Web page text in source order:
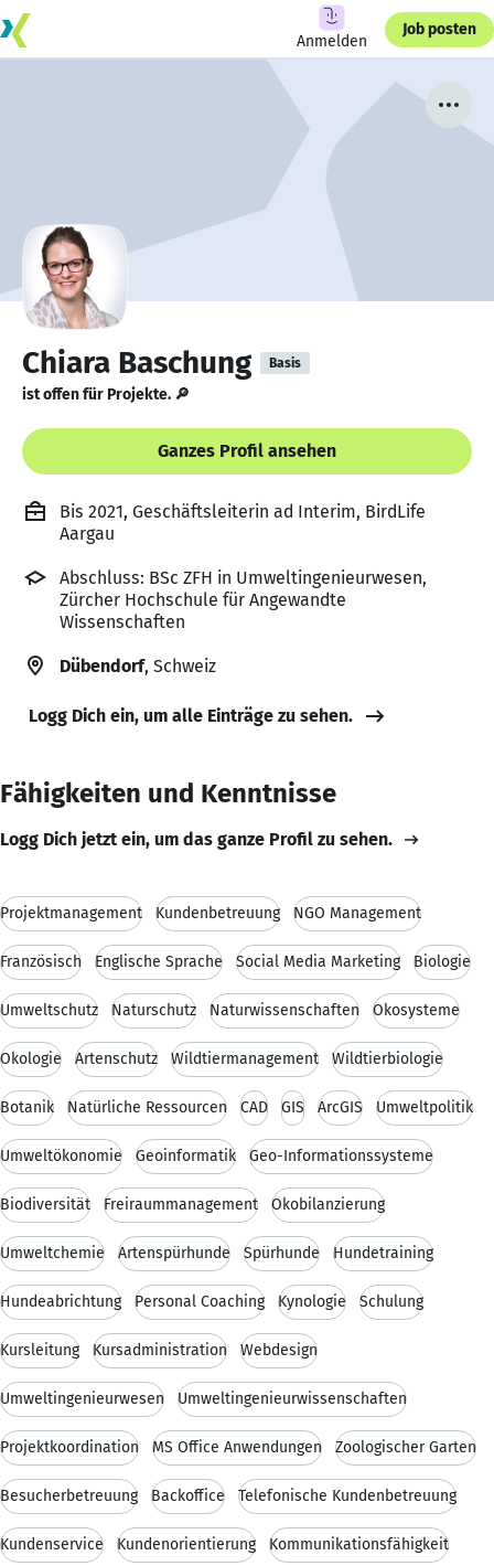
Anmelden
Job posten
Chiara Baschung Basis
ist offen für Projekte. 🔎
Ganzes Profil ansehen
Bis 2021, Geschäftsleiterin ad Interim, BirdLife
Aargau
Abschluss: BSc ZFH in Umweltingenieurwesen,
Zürcher Hochschule für Angewandte
Wissenschaften
Dübendorf, Schweiz
Logg Dich ein, um alle Einträge zu sehen.
Fähigkeiten und Kenntnisse
Logg Dich jetzt ein, um das ganze Profil zu sehen.
Projektmanagement Kundenbetreuung NGO Management
Französisch Englische Sprache Social Media Marketing Biologie
Umweltschutz Naturschutz Naturwissenschaften Ökosysteme
Ökologie Artenschutz Wildtiermanagement Wildtierbiologie
Botanik Natürliche Ressourcen CAD GIS ArcGIS Umweltpolitik
Umweltökonomie Geoinformatik Geo-Informationssysteme
Biodiversität Freiraummanagement Ökobilanzierung
Umweltchemie Artenspürhunde Spürhunde Hundetraining
Hundeabrichtung Personal Coaching Kynologie Schulung
Kursleitung Kursadministration Webdesign
Umweltingenieurwesen Umweltingenieurwissenschaften
Projektkoordination MS Office Anwendungen Zoologischer Garten
Besucherbetreuung Backoffice Telefonische Kundenbetreuung
Kundenservice Kundenorientierung Kommunikationsfähigkeit